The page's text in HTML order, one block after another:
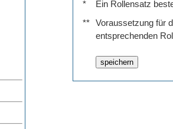
*
Ein Rollensatz
**
Voraussetzung für
entsprechenden